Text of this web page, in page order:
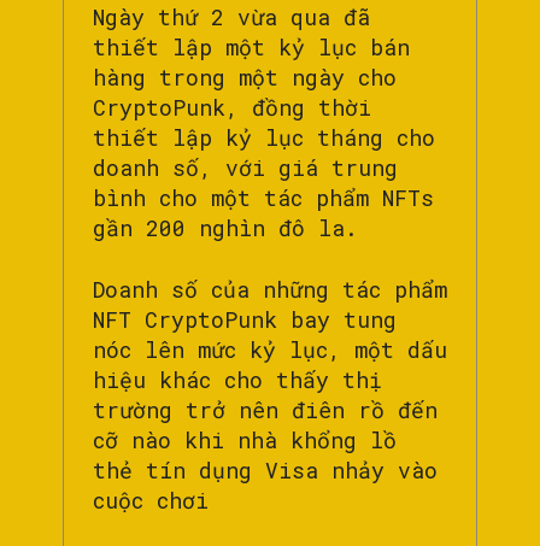
Ngày thứ 2 vừa qua đã
thiết lập một kỷ lục bán
hàng trong một ngày cho
CryptoPunk, đồng thời
thiết lập kỷ lục tháng cho
doanh số, với giá trung
bình cho một tác phẩm NFTs
gần 200 nghìn đô la.
Doanh số của những tác phẩm
NFT CryptoPunk bay tung
nóc lên mức kỷ lục, một dấu
hiệu khác cho thấy thị
trường trở nên điên rồ đến
cỡ nào khi nhà khổng lồ
thẻ tín dụng Visa nhảy vào
cuộc chơi